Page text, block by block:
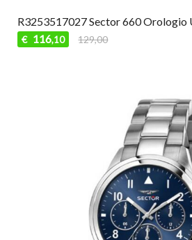
R3253517027 Sector 660 Orologio
€ 116,10 129,00